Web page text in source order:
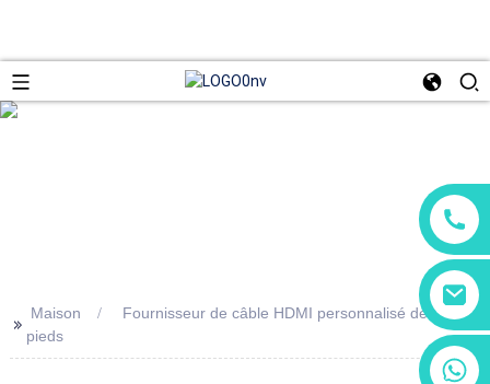
+86 13266180782
>> Maison
Fournisseur de câble HDMI personnalisé de 20
pieds